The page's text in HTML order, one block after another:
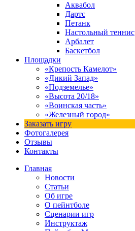
Аквабол
Дартс
Петанк
Настольный теннис
Арбалет
Баскетбол
Площадки
«Крепость Камелот»
«Дикий Запад»
«Подземелье»
«Высота 20/18»
«Воинская часть»
«Железный город»
Заказать игру
Фотогалерея
Отзывы
Контакты
Главная
Новости
Статьи
Об игре
О пейнтболе
Сценарии игр
Инструктаж